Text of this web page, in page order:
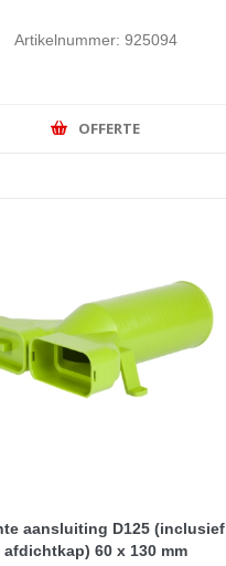
Artikelnummer: 925094
OFFERTE
aansluiting D125 (inclusief
afdichtkap) 60 x 130 mm